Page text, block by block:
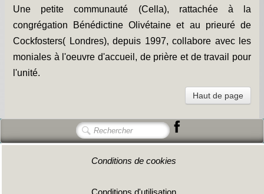
Une petite communauté (Cella), rattachée à la
congrégation Bénédictine Olivétaine et au prieuré de
Cockfosters( Londres), depuis 1997, collabore avec les
moniales à l'oeuvre d'accueil, de prière et de travail pour
l'unité.
Haut de page
Conditions de cookies